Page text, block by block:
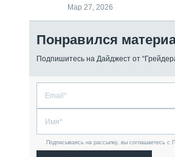
Мар 27, 2026
Понравился
Подпишитесь на Дайджест от
Подписываясь на рассылку, вы соглашаетесь с